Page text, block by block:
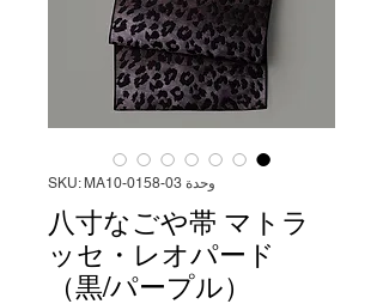
وحدة SKU: MA10-0158-03
八寸なごや帯 マトラ
ッセ・レオパード
（黒/パープル）